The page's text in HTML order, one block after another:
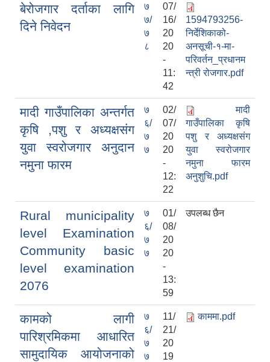
बेरोजगार दर्ताका लागि
दिने निवेदन
७
७/
७
८
07/
16/
20
20
-
11:
42
1594793256-
निर्देशिकाको-
अनसूची-१-मा-
परिवर्तन_प्रधानम
न्त्री रोजगार.pdf
मादी गाउँपालिका अन्तर्गत
कृषि ,पशु र अध्यक्षसंग
युवा स्वरोजगार अनुदान
नमुना फारम
७
६/
७
७
02/
07/
20
20
-
12:
22
मादी
गाउँपालिका कृषि
पशु र अध्यक्षसंग
युवा स्वरोजगार
नमुना फारम
अनुशुचि.pdf
Rural municipality
level Examination
Community basic
level examination
2076
७
६/
७
७
01/
08/
20
20
-
13:
59
उपलब्ध छैन
कामको लागी
पारिश्रमिकमा आधारित
सामुदायिक आयोजनाको
७
६/
७
७
11/
21/
20
19
काममा.pdf